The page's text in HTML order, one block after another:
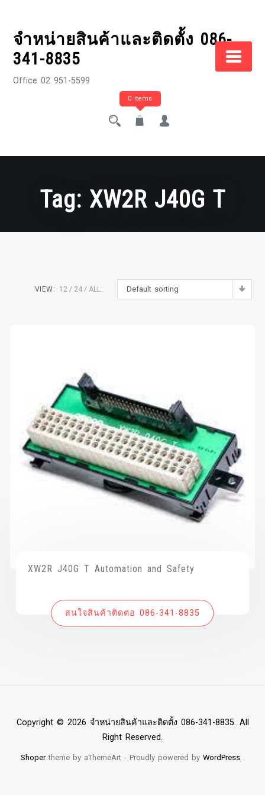
contentจำหน่ายสินค้าและติดตั้ง 086-
341-8835
Office 02 951-5599
0 items
Tag: XW2R J40G T
Default sorting
VIEW: 12 24 ALL:
XW2R J40G T Automation and Safety
สนใจสินค้าติดต่อ 086-341-8835
Copyright © 2026 จำหน่ายสินค้าและติดตั้ง 086-341-8835. All
Right Reserved.
Shopertheme by aThemeArt - Proudly powered by WordPress.